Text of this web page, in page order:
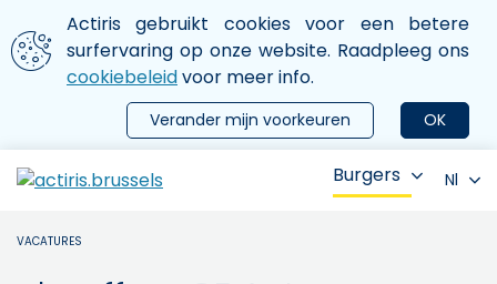
Aller au contenu principal
We gebruiken cookies
Actiris gebruikt cookies voor een betere
surfervaring op onze website. Raadpleeg ons
cookiebeleidvoor meer info.
OK
Verander mijn voorkeuren
le menu
Burgers Nl
VACATURES